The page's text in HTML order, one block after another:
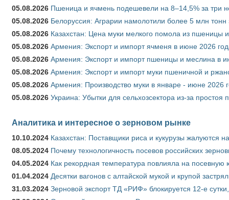
05.08.2026 Пшеница и ячмень подешевели на 8–14,5% за три
05.08.2026 Белоруссия: Аграрии намолотили более 5 млн тонн
05.08.2026 Казахстан: Цена муки мелкого помола из пшеницы
05.08.2026 Армения: Экспорт и импорт ячменя в июне 2026
05.08.2026 Армения: Экспорт и импорт пшеницы и меслина в
05.08.2026 Армения: Экспорт и импорт муки пшеничной и
05.08.2026 Армения: Производство муки в январе - июне 2026
05.08.2026 Украина: Убытки для сельхозсектора из-за простоя
Аналитика и интересное о зерновом рынке
10.10.2024 Казахстан: Поставщики риса и кукурузы жалуются
08.05.2024 Почему технологичность посевов российских
04.05.2024 Как рекордная температура повлияла на
01.04.2024 Десятки вагонов с алтайской мукой и крупой
31.03.2024 Зерновой экспорт ТД «РИФ» блокируется 12-е